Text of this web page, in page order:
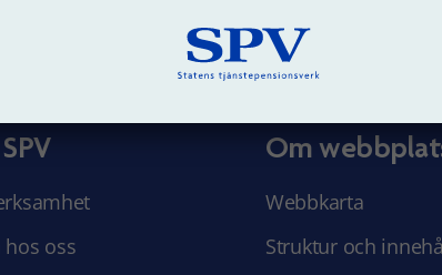
hos oss
Om
Webbkarta
Struktur och